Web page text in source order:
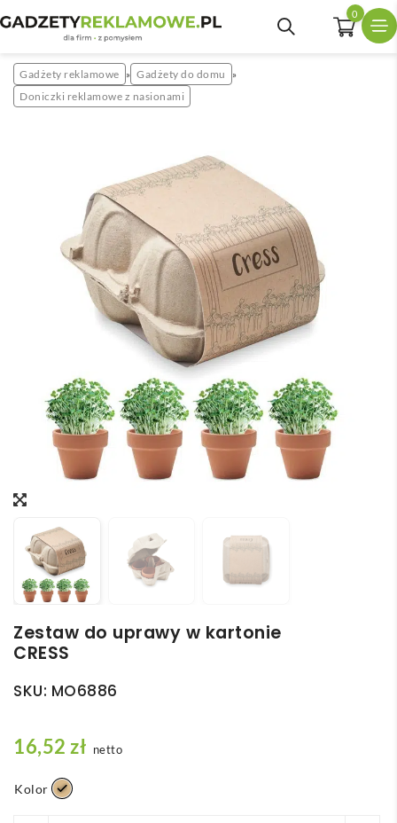
0
Gadżety reklamowe » Gadżety do domu »
Doniczki reklamowe z nasionami
Zestaw do uprawy w kartonie
CRESS
SKU: MO6886
16,52 zł netto
Kolor